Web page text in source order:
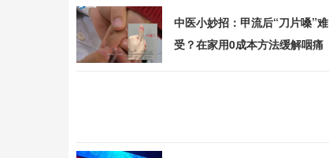
中医小妙招：甲流后“刀片嗓”难
受？在家用0成本方法缓解咽痛